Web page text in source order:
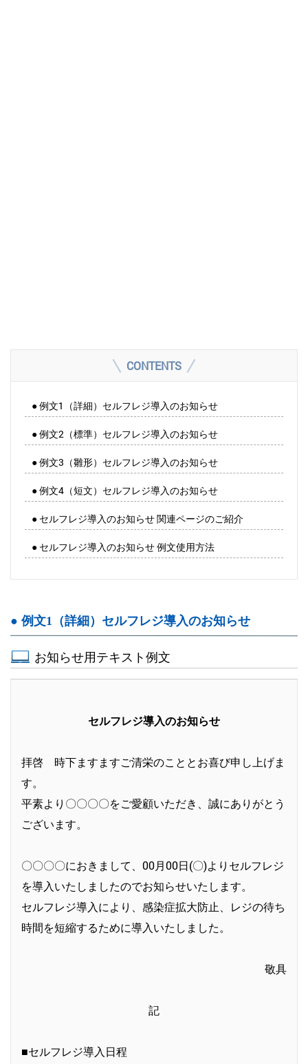
CONTENTS
● 例文1（詳細）セルフレジ導入のお知らせ
● 例文2（標準）セルフレジ導入のお知らせ
● 例文3（雛形）セルフレジ導入のお知らせ
● 例文4（短文）セルフレジ導入のお知らせ
● セルフレジ導入のお知らせ 関連ページのご紹介
● セルフレジ導入のお知らせ 例文使用方法
● 例文1（詳細）セルフレジ導入のお知らせ
お知らせ用テキスト例文
セルフレジ導入のお知らせ
拝啓 時下ますますご清栄のこととお喜び申し上げま
す。
平素より〇〇〇〇をご愛顧いただき、誠にありがとう
ございます。
〇〇〇〇におきまして、00月00日(〇)よりセルフレジ
を導入いたしましたのでお知らせいたします。
セルフレジ導入により、感染症拡大防止、レジの待ち
時間を短縮するために導入いたしました。
敬具
記
■セルフレジ導入日程